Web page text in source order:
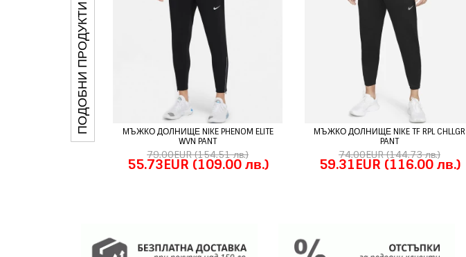
ПОДОБНИ ПРОДУКТИ
МЪЖКО ДОЛНИЩЕ NIKE PHENOM ELITE
WVN PANT
79.00EUR(154.51 лв.)
55.73EUR (109.00 лв.)
МЪЖКО ДОЛНИЩЕ NIKE TF RPL CHLLGR
PANT
74.00EUR(144.73 лв.)
59.31EUR (116.00 лв.)